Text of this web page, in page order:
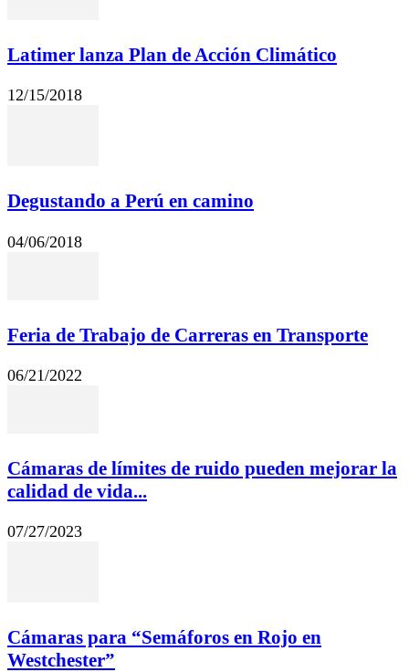
Latimer lanza Plan de Acción Climático
12/15/2018
Degustando a Perú en camino
04/06/2018
Feria de Trabajo de Carreras en Transporte
06/21/2022
Cámaras de límites de ruido pueden mejorar la
calidad de vida...
07/27/2023
Cámaras para “Semáforos en Rojo en
Westchester”